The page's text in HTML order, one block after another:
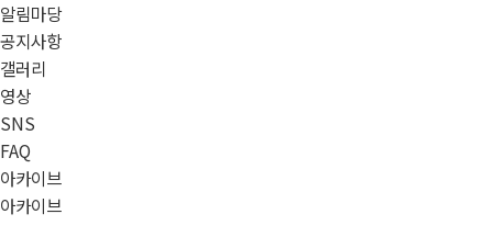
알림마당
공지사항
갤러리
영상
SNS
FAQ
아카이브
아카이브